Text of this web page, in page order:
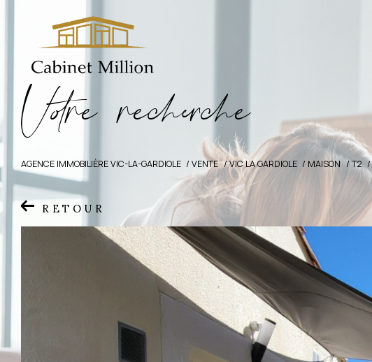
Vore recece
AGENCE IMMOBILIÈRE VIC-LA-GARDIOLE VENTE VIC LA GARDIOLE MAISON T2
RETOUR